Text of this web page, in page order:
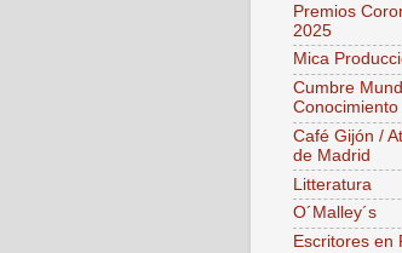
Premios
2025
Mica
Cumbre
Conocimiento
Café Gijón /
de Madrid
Litteratura
O´Malley´s
Escritores en